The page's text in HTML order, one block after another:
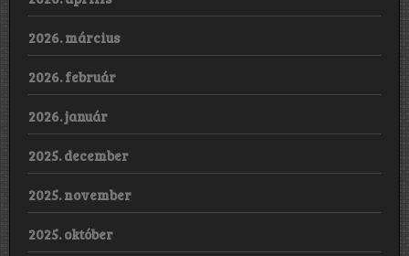
2026. március
2026. február
2026. január
2025. december
2025. november
2025. október